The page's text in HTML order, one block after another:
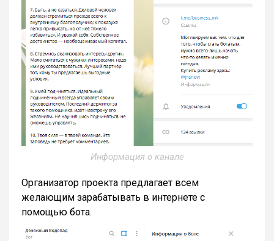
Информация о канале
Организатор проекта предлагает всем
желающим зарабатывать в интернете с
помощью бота.